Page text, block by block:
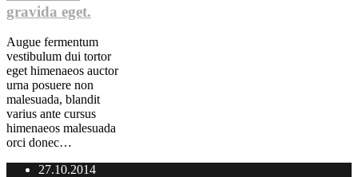
gravida eget.
Augue fermentum
vestibulum dui tortor
eget himenaeos auctor
urna posuere non
malesuada, blandit
varius ante cursus
himenaeos malesuada
orci donec…
27.10.2014